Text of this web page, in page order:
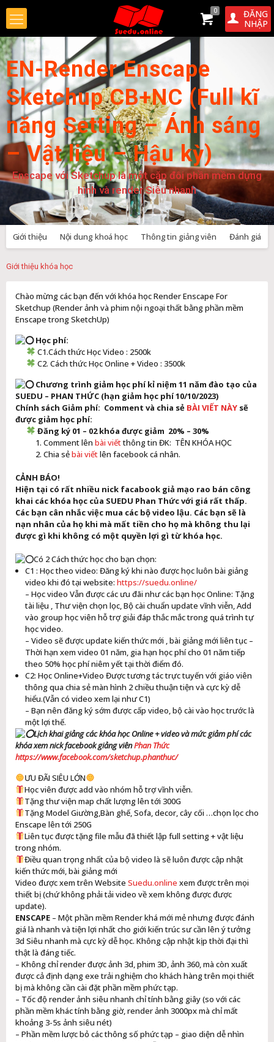
0
ĐĂNG
NHẬP
EN-Render Enscape
Sketchup CB+NC (Full kĩ
năng Setting – Ánh sáng
– Vật liệu – Hậu kỳ)
Enscape với Sketchup là một cặp đôi phần mềm dựng
hình và render Siêu nhanh
Giới thiệu Nội dung khoá học Thông tin giảng viên Đánh giá
Giới thiệu khóa học
Chào mừng các bạn đến với khóa học Render Enscape For
Sketchup (Render ảnh và phim nội ngoại thất bằng phần mềm
Enscape trong SketchUp)
Học phí:
C1.Cách thức Học Video : 2500k
C2. Cách thức Học Online + Video : 3500k
Chương trình giảm học phí kỉ niệm 11 năm đào tạo của
SUEDU – PHAN THỨC (hạn giảm học phí 10/10/2023)
Chính sách Giảm phí: Comment và chia sẻ BÀI VIẾT NÀY sẽ
được giảm học phí:
Đăng ký 01 – 02 khóa được giảm 20% – 30%
1. Comment lên bài viếtthông tin ĐK: TÊN KHÓA HỌC
2. Chia sẻbài viếtlên facebook cá nhân.
CẢNH BÁO!
Hiện tại có rất nhiều nick facabook giả mạo rao bán công
khai các khóa học của SUEDU Phan Thức với giá rất thấp.
Các bạn cân nhắc việc mua các bộ video lậu. Các bạn sẽ là
nạn nhân của họ khi mà mất tiền cho họ mà không thu lại
được gì khi không có một quyền lợi gì từ khóa học.
Có 2 Cách thức học cho bạn chọn:
C1 : Học theo video: Đăng ký khi nào được học luôn bài giảng
video khi đó tại website: https://suedu.online/
– Học video Vẫn được các ưu đãi như các bạn học Online: Tặng
tài liệu , Thư viện chọn lọc, Bộ cài chuẩn update vĩnh viễn, Add
vào group học viên hỗ trợ giải đáp thắc mắc trong quá trình tự
học video.
– Video sẽ được update kiến thức mới , bài giảng mới liên tục –
Thời hạn xem video 01 năm, gia hạn học phí cho 01 năm tiếp
theo 50% học phí niêm yết tại thời điểm đó.
C2: Học Online+Video Được tương tác trực tuyến với giáo viên
thông qua chia sẻ màn hình 2 chiều thuận tiện và cực kỳ dễ
hiểu.(Vẫn có video xem lại như C1)
– Bạn nên đăng ký sớm được cấp video, bộ cài vào học trước là
một lợi thế.
Lịch khai giảng các khóa học Online + video và mức giảm phí các
khóa xem nick facebook giảng viênPhan Thức
https://www.facebook.com/sketchup.phanthuc/
ƯU ĐÃI SIÊU LỚN
Học viên được add vào nhóm hỗ trợ vĩnh viễn.
Tặng thư viện map chất lượng lên tới 300G
Tặng Model Giường,Bàn ghế, Sofa, decor, cây cối …chọn lọc cho
Enscape lên tới 250G
Liên tục được tặng file mẫu đã thiết lập full setting + vật liệu
trong nhóm.
Điều quan trọng nhất của bộ video là sẽ luôn được cập nhật
kiến thức mới, bài giảng mới
Video được xem trên Website Suedu.online xem được trên mọi
thiết bị (chứ không phải tải video về xem không được được
update).
ENSCAPE – Một phần mềm Render khá mới mẻ nhưng được đánh
giá là nhanh và tiện lợi nhất cho giới kiến trúc sư cần lên ý tưởng
3d Siêu nhanh mà cực kỳ dễ học. Không cập nhật kịp thời đại thì
thật là đáng tiếc.
– Không chỉ render được ảnh 3d, phim 3D, ảnh 360, mà còn xuất
được cả định dạng exe trải nghiệm cho khách hàng trên mọi thiết
bị mà không cần cài đặt phần mềm phức tạp.
– Tốc độ render ảnh siêu nhanh chỉ tính bằng giây (so với các
phần mềm khác tính bằng giờ, render ảnh 3000px mà chỉ mất
khoảng 3-5s ảnh siêu nét)
– Phần mềm lược bỏ các thông số phức tạp – giao diện dễ nhìn